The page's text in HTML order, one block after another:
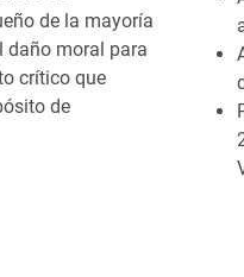
de la mayoría
daño moral para
crítico que
de